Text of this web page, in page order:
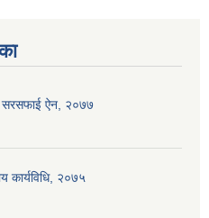
सरसफाई ऐन, २०७७
कार्यविधि, २०७५